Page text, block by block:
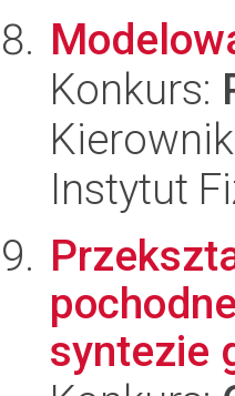
Konkurs:
Instytut
syntezie